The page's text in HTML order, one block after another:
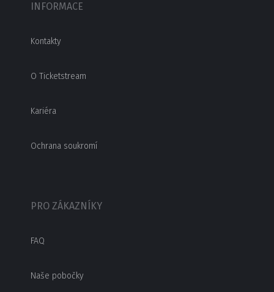
INFORMACE
Kontakty
O Ticketstream
Kariéra
Ochrana soukromí
PRO ZÁKAZNÍKY
FAQ
Naše pobočky